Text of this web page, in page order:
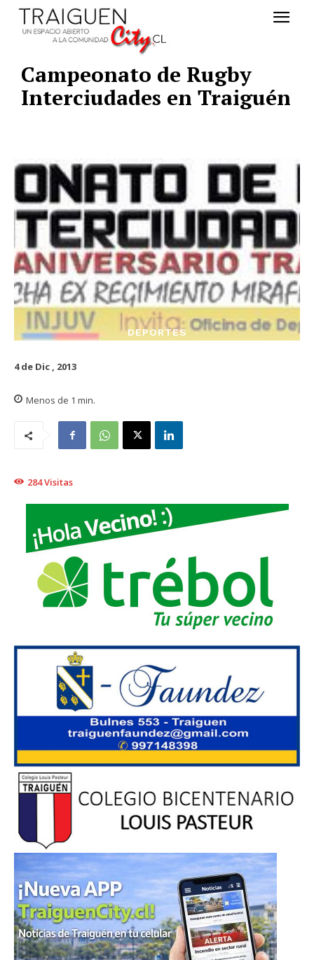
Campeonato de Rugby
Interciudades en Traiguén
DEPORTES
4 de Dic , 2013
Menos de 1 min.
284Visitas